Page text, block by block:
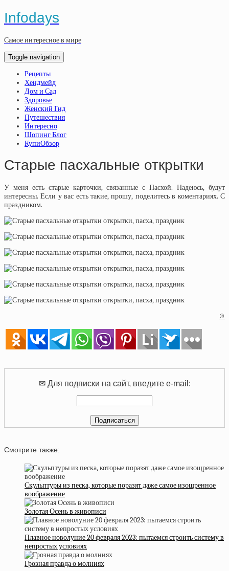
Infodays
Самое интересное в мире
Toggle navigation
Рецепты
Хендмейд
Дом и Сад
Здоровье
Женский Гид
Путешествия
Интересно
Шопинг Блог
КупиОбзор
Старые пасхальные открытки
У меня есть старые карточки, связанные с Пасхой. Надеюсь, будут
интересны. Если у вас есть такие, прошу, поделитесь в коментариях. С
праздником.
©
✉ Для подписки на сайт, введите e-mail:
Смотрите также:
Скульптуры из песка, которые поразят даже самое изощренное
воображение
Золотая Осень в живописи
Плавное новолуние 20 февраля 2023: пытаемся строить систему в
непростых условиях
Грозная правда о молниях